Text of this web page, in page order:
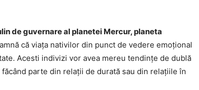
de guvernare al planetei Mercur, planeta
că viața nativilor din punct de vedere emoțional
Acesti indivizi vor avea mereu tendințe de dublă
parte din relații de durată sau din relațiile în